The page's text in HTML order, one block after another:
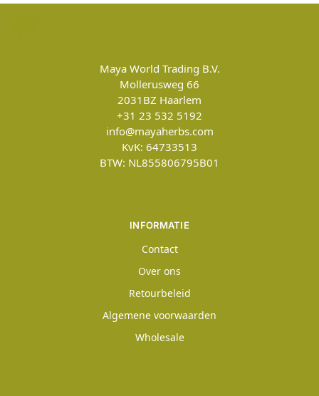
Maya World Trading B.V.
Mollerusweg 66
2031BZ Haarlem
+31 23 532 5192
info@mayaherbs.com
KvK: 64733513
BTW: NL855806795B01
INFORMATIE
Contact
Over ons
Retourbeleid
Algemene voorwaarden
Wholesale